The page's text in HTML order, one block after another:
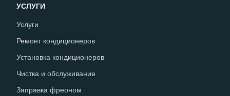
УСЛУГИ
Услуги
Ремонт кондиционеров
Установка кондиционеров
Чистка и обслуживание
Заправка фреоном